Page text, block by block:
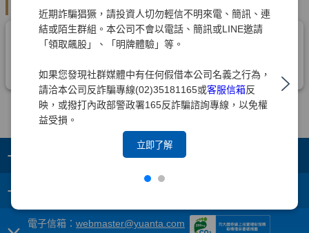
近期詐騙猖獗，請投資人切勿輕信不明來電、簡訊、連
結或陌生群組。本公司不會以電話、簡訊或LINE邀請
「領取飆股」、「明牌體驗」等。
如果您發現社群媒體中有任何假借本公司名義之行為，
請洽本公司反詐騙專線(02)35181165或客服信箱反
映，或撥打內政部警政署165反詐騙諮詢專線，以免權
益受損。
立即了解
+
+
電子信箱： webmaster@yuanta.com